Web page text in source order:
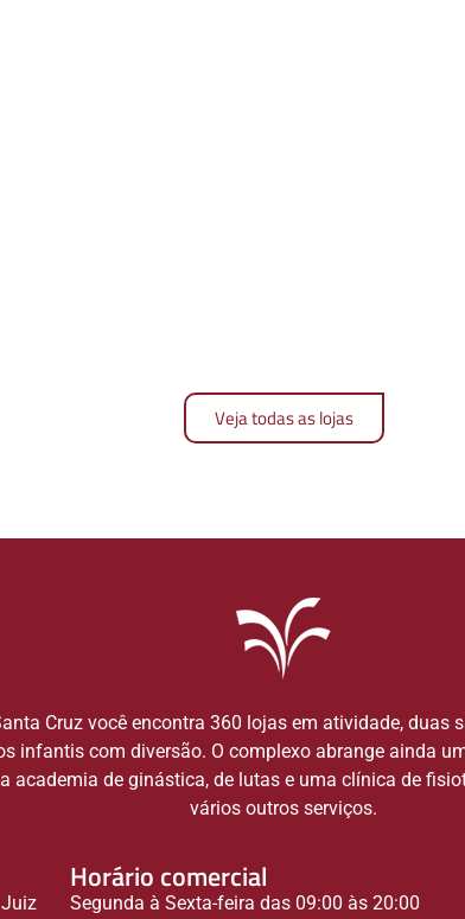
Veja todas as lojas
Cruz você encontra 360 lojas em atividade, duas
infantis com diversão. O complexo abrange ainda
academia de ginástica, de lutas e uma clínica de
vários outros serviços.
Juiz
Horário comercial
Segunda à Sexta-feira das 09:00 às 20:00